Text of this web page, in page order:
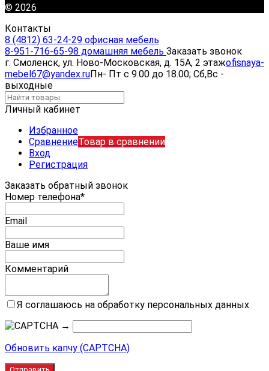
© 2026
Контакты
8 (4812) 63-24-29 офисная мебель
8-951-716-65-98 домашняя мебель Заказать звонок
г. Смоленск, ул. Ново-Московская, д. 15А, 2 этажofisnaya-
mebel67@yandex.ruПн- Пт с 9.00 до 18.00; Сб,Вс -
выходные
Личный кабинет
Избранное
СравнениеТовар в сравнении
Вход
Регистрация
Заказать обратный звонок
Номер телефона*
Email
Ваше имя
Комментарий
Я соглашаюсь на обработку персональных данных
→
Обновить капчу (CAPTCHA)